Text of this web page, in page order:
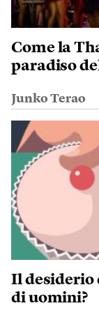
Come la
paradiso
Junko Terao
Il desiderio
di uomini?